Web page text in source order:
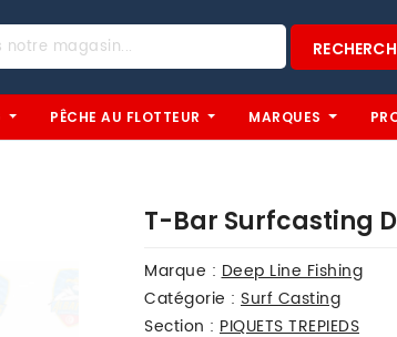
PÊCHE AU FLOTTEUR MARQUES
T-Bar Surfcasting
Marque :Deep Line Fishing
Catégorie : Surf Casting
Section : PIQUETS TREPIEDS